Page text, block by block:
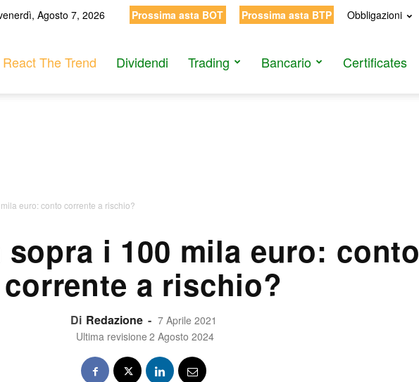
Agosto 7, 2026 Prossima asta BOT Prossima asta BTP Obbligazioni
React The Trend Dividendi Trading Bancario Certificates
euro: conto corrente a rischio?
sopra i 100 mila euro: conto
corrente a rischio?
Di Redazione - 7 Aprile 2021
Ultima revisione 2 Agosto 2024